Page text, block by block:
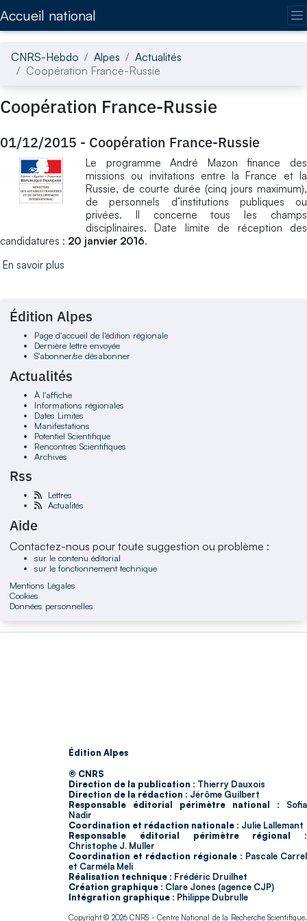
Accueil national
CNRS-Hebdo Alpes
Actualités
Coopération France-Russie
Coopération France-Russie
01/12/2015 - Coopération France-Russie
Le programme André Mazon finance des
missions ou invitations entre la France et la
Russie, de courte durée (cinq jours maximum),
de personnels d’institutions publiques ou
privées. Il concerne tous les champs
disciplinaires. Date limite de réception des
candidatures : 20 janvier 2016.
En savoir plus
Édition Alpes
Page d'accueil de l'édition régionale
Dernière lettre envoyée
S'abonner/se désabonner
Actualités
À l'affiche
Informations régionales
Dates Limites
Manifestations
Potentiel Scientifique
Rencontres Scientifiques
Archives
Rss
Lettres
Actualités
Aide
Contactez-nous pour toute suggestion ou problème :
sur le contenu éditorial
sur le fonctionnement technique
Mentions Légales
Cookies
Données personnelles
Édition Alpes
© CNRS
Direction de la publication : Thierry Dauxois
Direction de la rédaction : Jérôme Guilbert
Responsable éditorial périmètre national : Sofia
Nadir
Coordination et rédaction nationale : Julie Lallemant
Responsable éditorial périmètre régional :
Christophe J. Muller
Coordination et rédaction régionale : Pascale Carrel
et Carméla Meli
Réalisation technique : Frédéric Druilhet
Création graphique : Clare Jones (agence CJP)
Intégration graphique : Philippe Dubrulle
Copyright © 2026CNRS - Centre National de la Recherche Scientifique.